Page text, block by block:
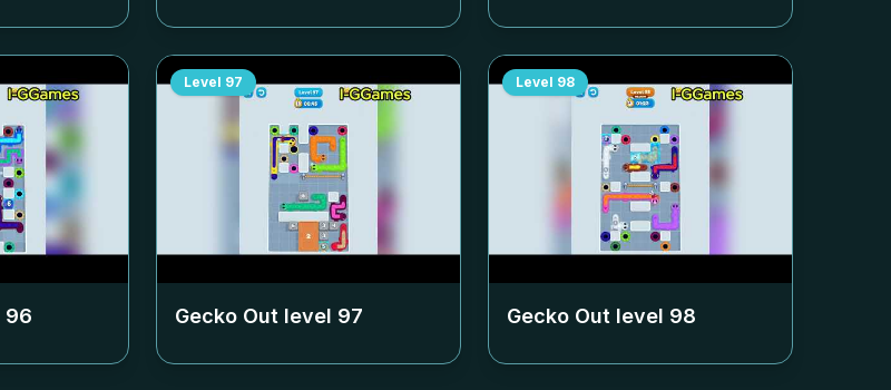
96
Level 97
Gecko Out level 97
Level 98
Gecko Out level 98